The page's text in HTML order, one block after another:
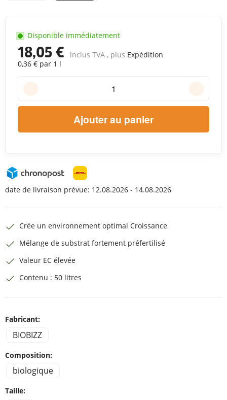
18,05 € inclus TVA , plus Expédition
0,36 € par 1 l
Disponible immédiatement
Ajouter au panier
date de livraison prévue: 12.08.2026 - 14.08.2026
Crée un environnement optimal Croissance
Mélange de substrat fortement préfertilisé
Valeur EC élevée
Contenu : 50 litres
Fabricant:
BIOBIZZ
Composition:
biologique
Taille: